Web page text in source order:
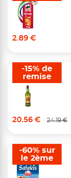
2.89 €
20.56 € 24.19 €
-15% de
remise
-60% sur
le 2ème